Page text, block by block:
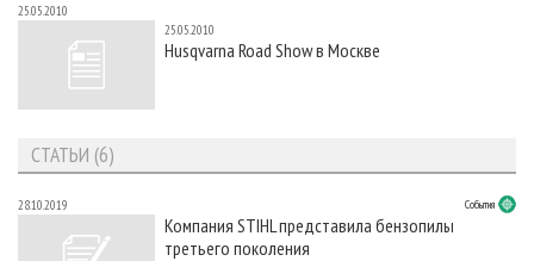
25.05.2010
25.05.2010
Husqvarna Road Show в Москве
СТАТЬИ (6)
28.10.2019 События
Компания STIHL представила бензопилы
третьего поколения